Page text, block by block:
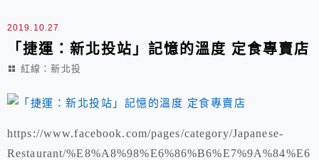
2019.10.27
「捷運：新北投站」記憶的溫度 定食專賣店
紅線：新北投
https://www.facebook.com/pages/category/Japanese-
Restaurant/%E8%A8%98%E6%86%B6%E7%9A%84%E6